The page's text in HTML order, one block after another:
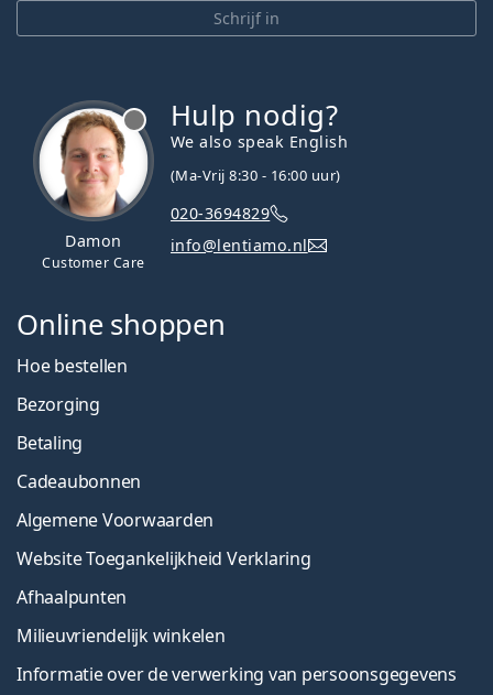
Schrijf in
Damon
Customer Care
Hulp nodig?
We also speak English
(Ma-Vrij 8:30 - 16:00 uur)
020-3694829
info@lentiamo.nl
Online shoppen
Hoe bestellen
Bezorging
Betaling
Cadeaubonnen
Algemene Voorwaarden
Website Toegankelijkheid Verklaring
Afhaalpunten
Milieuvriendelijk winkelen
Informatie over de verwerking van persoonsgegevens